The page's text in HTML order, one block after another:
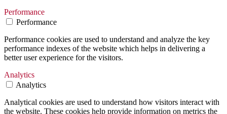
Performance
Performance
Performance cookies are used to understand and analyze the key
performance indexes of the website which helps in delivering a
better user experience for the visitors.
Analytics
Analytics
Analytical cookies are used to understand how visitors interact with
the website. These cookies help provide information on metrics the